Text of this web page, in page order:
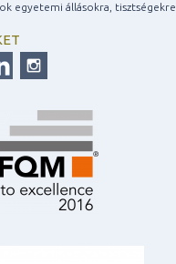
egyetemi állásokra, tisztségekre